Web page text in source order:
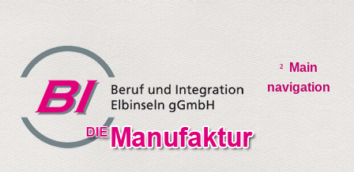
Main
navigation